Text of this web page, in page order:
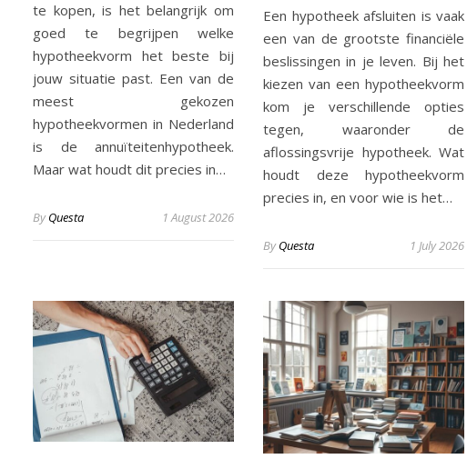
te kopen, is het belangrijk om
goed te begrijpen welke
hypotheekvorm het beste bij
jouw situatie past. Een van de
meest gekozen
hypotheekvormen in Nederland
is de annuïteitenhypotheek.
Maar wat houdt dit precies in…
ByQuesta 1 August 2026
Een hypotheek afsluiten is vaak
een van de grootste financiële
beslissingen in je leven. Bij het
kiezen van een hypotheekvorm
kom je verschillende opties
tegen, waaronder de
aflossingsvrije hypotheek. Wat
houdt deze hypotheekvorm
precies in, en voor wie is het…
ByQuesta 1 July 2026